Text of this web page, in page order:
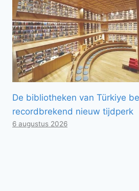
De bibliotheken van Türkiye
recordbrekend nieuw tijdperk
6 augustus 2026